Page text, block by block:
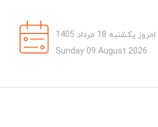
امروز یکشنبه 18 مرداد 1405
Sunday 09 August 2026